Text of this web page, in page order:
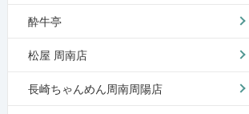
酔牛亭
松屋 周南店
長崎ちゃんめん周南周陽店